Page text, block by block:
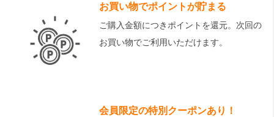
お買い物でポイントが貯まる
ご購入金額につきポイントを還元。次回の
お買い物でご利用いただけます。
会員限定の特別クーポンあり！